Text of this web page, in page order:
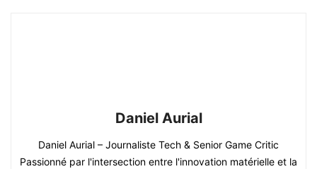
Daniel Aurial
Daniel Aurial – Journaliste Tech & Senior Game Critic
Passionné par l'intersection entre l'innovation matérielle et la